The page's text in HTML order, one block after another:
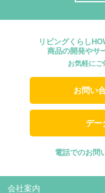
リビングくらし
商品の開発やサ
お気軽にご
お問い
デー
電話でのお問
会社案内